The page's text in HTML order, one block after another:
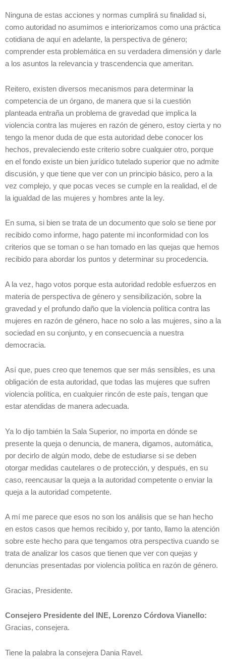
Ninguna de estas acciones y normas cumplirá su finalidad si,
como autoridad no asumimos e interiorizamos como una práctica
cotidiana de aquí en adelante, la perspectiva de género;
comprender esta problemática en su verdadera dimensión y darle
a los asuntos la relevancia y trascendencia que ameritan.
Reitero, existen diversos mecanismos para determinar la
competencia de un órgano, de manera que si la cuestión
planteada entraña un problema de gravedad que implica la
violencia contra las mujeres en razón de género, estoy cierta y no
tengo la menor duda de que esta autoridad debe conocer los
hechos, prevaleciendo este criterio sobre cualquier otro, porque
en el fondo existe un bien jurídico tutelado superior que no admite
discusión, y que tiene que ver con un principio básico, pero a la
vez complejo, y que pocas veces se cumple en la realidad, el de
la igualdad de las mujeres y hombres ante la ley.
En suma, si bien se trata de un documento que solo se tiene por
recibido como informe, hago patente mi inconformidad con los
criterios que se toman o se han tomado en las quejas que hemos
recibido para abordar los puntos y determinar su procedencia.
A la vez, hago votos porque esta autoridad redoble esfuerzos en
materia de perspectiva de género y sensibilización, sobre la
gravedad y el profundo daño que la violencia política contra las
mujeres en razón de género, hace no solo a las mujeres, sino a la
sociedad en su conjunto, y en consecuencia a nuestra
democracia.
Así que, pues creo que tenemos que ser más sensibles, es una
obligación de esta autoridad, que todas las mujeres que sufren
violencia política, en cualquier rincón de este país, tengan que
estar atendidas de manera adecuada.
Ya lo dijo también la Sala Superior, no importa en dónde se
presente la queja o denuncia, de manera, digamos, automática,
por decirlo de algún modo, debe de estudiarse si se deben
otorgar medidas cautelares o de protección, y después, en su
caso, reencausar la queja a la autoridad competente o enviar la
queja a la autoridad competente.
A mí me parece que esos no son los análisis que se han hecho
en estos casos que hemos recibido y, por tanto, llamo la atención
sobre este hecho para que tengamos otra perspectiva cuando se
trata de analizar los casos que tienen que ver con quejas y
denuncias presentadas por violencia política en razón de género.
Gracias, Presidente.
Consejero Presidente del INE, Lorenzo Córdova Vianello:
Gracias, consejera.
Tiene la palabra la consejera Dania Ravel.